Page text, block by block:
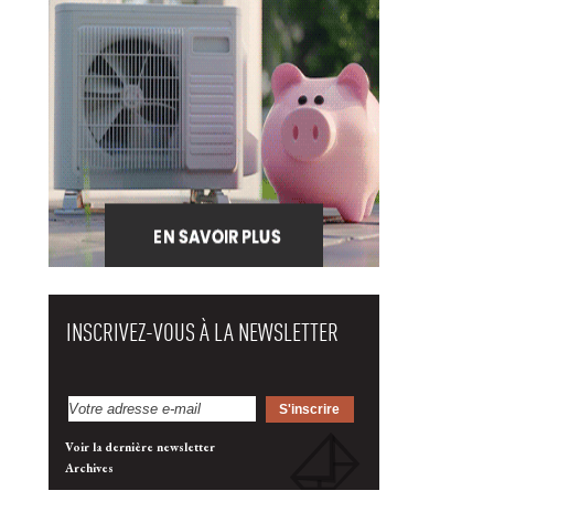
INSCRIVEZ-VOUS À LA NEWSLETTER
Voir la dernière newsletter
Archives